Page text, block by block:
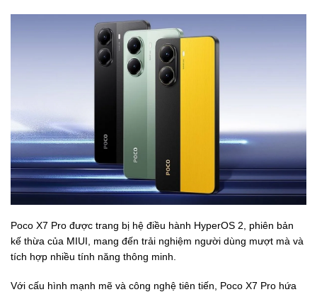
Poco X7 Pro được trang bị hệ điều hành HyperOS 2, phiên bản
kế thừa của MIUI, mang đến trải nghiệm người dùng mượt mà và
tích hợp nhiều tính năng thông minh.
Với cấu hình mạnh mẽ và công nghệ tiên tiến, Poco X7 Pro hứa